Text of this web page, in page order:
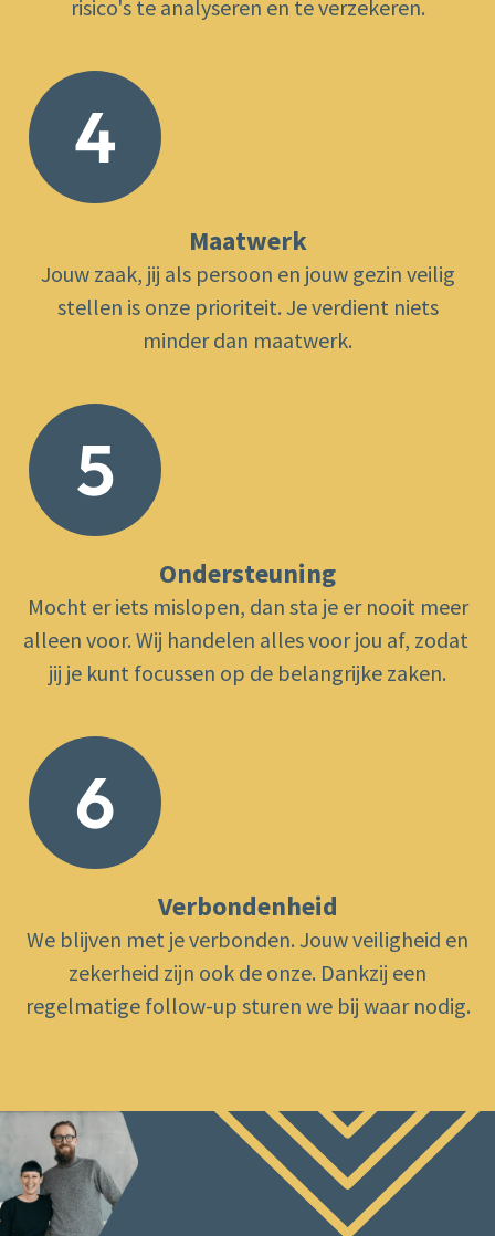
risico's te analyseren en te verzekeren.
4
Maatwerk
Jouw zaak, jij als persoon en jouw gezin veilig
stellen is onze prioriteit. Je verdient niets
minder dan maatwerk.
5
Ondersteuning
Mocht er iets mislopen, dan sta je er nooit meer
alleen voor. Wij handelen alles voor ​jou af, zodat ​
jij je kunt focussen op de belangrijke zaken.
6
Verbondenheid
We blijven met je verbonden. Jouw veiligheid en
zekerheid zijn ook de onze. Dankzij een
regelmatige follow-up sturen we bij waar nodig.